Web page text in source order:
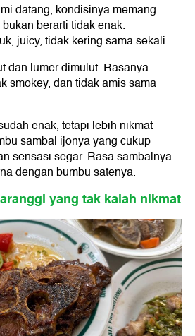
datang, kondisinya memang
berarti tidak enak.
juicy, tidak kering sama sekali.
dan lumer dimulut. Rasanya
smokey, dan tidak amis sama
enak, tetapi lebih nikmat
sambal ijonya yang cukup
sensasi segar. Rasa sambalnya
dengan bumbu satenya.
yang tak kalah nikmat